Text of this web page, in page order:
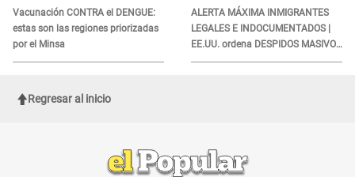
Vacunación CONTRA el DENGUE:
estas son las regiones priorizadas
por el Minsa
¿Qué ocurrió?
ALERTA MÁXIMA INMIGRANTES
LEGALES E INDOCUMENTADOS |
EE.UU. ordena DESPIDOS MASIVOS
y DEPORTACIONES a estos
Regresar al inicio